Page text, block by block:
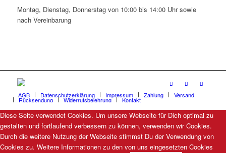
Montag, Dienstag, Donnerstag von 10:00 bis 14:00 Uhr sowie
nach Vereinbarung
AGB Datenschutzerklärung Impressum Zahlung Versand
Rücksendung Widerrufsbelehrung Kontakt
Diese Seite verwendet Cookies. Um unsere Webseite für Dich optimal zu
gestalten und fortlaufend verbessern zu können, verwenden wir Cookies.
Durch die weitere Nutzung der Webseite stimmst Du der Verwendung von
Cookies zu. Weitere Informationen zu den von uns eingesetzten Cookies